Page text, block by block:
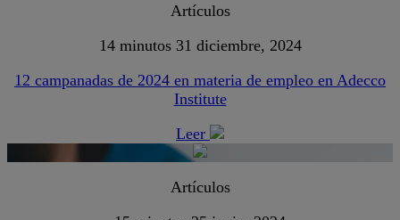
Artículos
14 minutos 31 diciembre, 2024
12 campanadas de 2024 en materia de empleo en Adecco
Institute
Leer
Artículos